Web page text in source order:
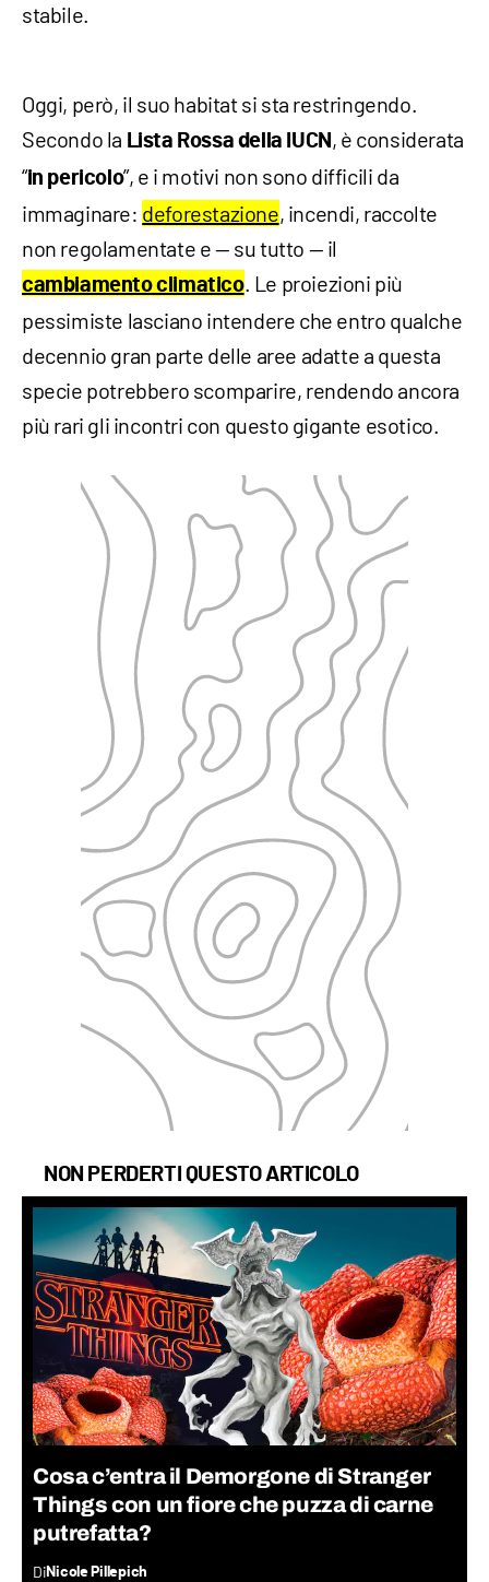
stabile.
Oggi, però, il suo habitat si sta restringendo.
Secondo la Lista Rossa della IUCN , è considerata
“in pericolo”, e i motivi non sono difficili da
immaginare: deforestazione, incendi, raccolte
non regolamentate e — su tutto — il
cambiamento climatico. Le proiezioni più
pessimiste lasciano intendere che entro qualche
decennio gran parte delle aree adatte a questa
specie potrebbero scomparire, rendendo ancora
più rari gli incontri con questo gigante esotico.
NON PERDERTI QUESTO ARTICOLO
Cosa c’entra il Demorgone di Stranger
Things con un fiore che puzza di carne
putrefatta?
DiNicole Pillepich